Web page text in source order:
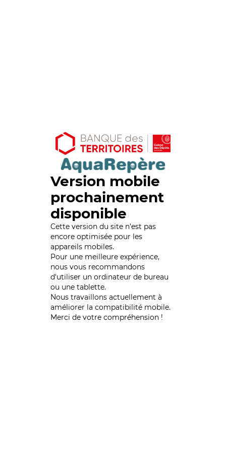
Version mobile
prochainement
disponible
Cette version du site n’est pas
encore optimisée pour les
appareils mobiles.
Pour une meilleure expérience,
nous vous recommandons
d'utiliser un ordinateur de bureau
ou une tablette.
Nous travaillons actuellement à
améliorer la compatibilité mobile.
Merci de votre compréhension !